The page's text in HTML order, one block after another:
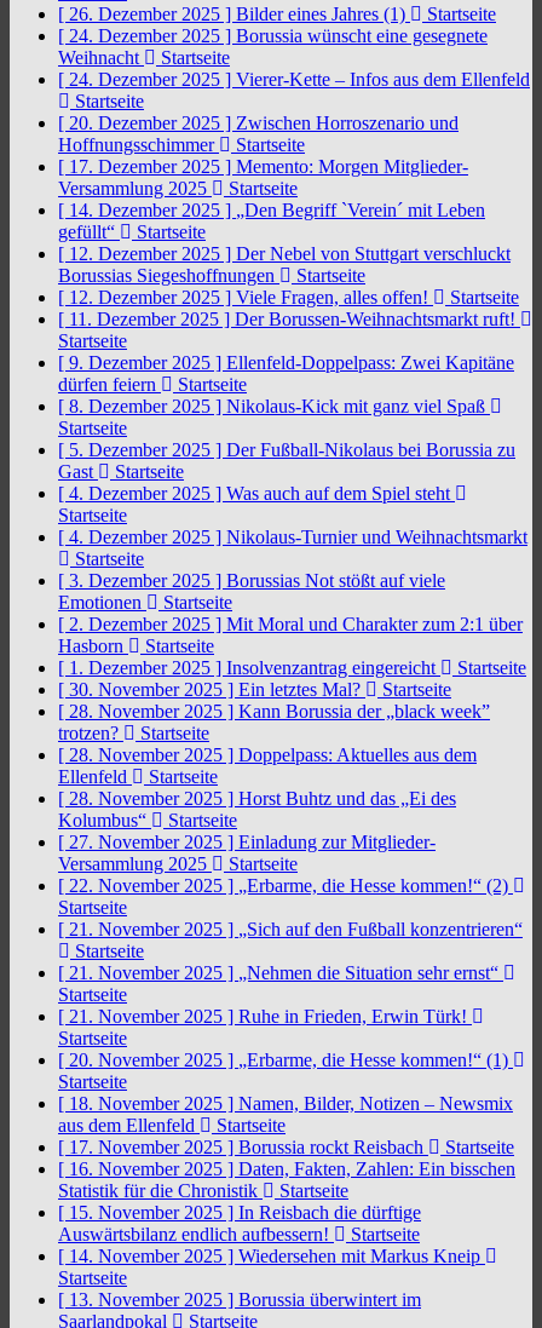
[ 26. Dezember 2025 ] Bilder eines Jahres (1)
Startseite
[ 24. Dezember 2025 ] Borussia wünscht eine gesegnete
Weihnacht
Startseite
[ 24. Dezember 2025 ] Vierer-Kette – Infos aus dem Ellenfeld
Startseite
[ 20. Dezember 2025 ] Zwischen Horroszenario und
Hoffnungsschimmer
Startseite
[ 17. Dezember 2025 ] Memento: Morgen Mitglieder-
Versammlung 2025
Startseite
[ 14. Dezember 2025 ] „Den Begriff `Verein´ mit Leben
gefüllt“
Startseite
[ 12. Dezember 2025 ] Der Nebel von Stuttgart verschluckt
Borussias Siegeshoffnungen
Startseite
[ 12. Dezember 2025 ] Viele Fragen, alles offen!
Startseite
[ 11. Dezember 2025 ] Der Borussen-Weihnachtsmarkt ruft!
Startseite
[ 9. Dezember 2025 ] Ellenfeld-Doppelpass: Zwei Kapitäne
dürfen feiern
Startseite
[ 8. Dezember 2025 ] Nikolaus-Kick mit ganz viel Spaß
Startseite
[ 5. Dezember 2025 ] Der Fußball-Nikolaus bei Borussia zu
Gast
Startseite
[ 4. Dezember 2025 ] Was auch auf dem Spiel steht
Startseite
[ 4. Dezember 2025 ] Nikolaus-Turnier und Weihnachtsmarkt
Startseite
[ 3. Dezember 2025 ] Borussias Not stößt auf viele
Emotionen
Startseite
[ 2. Dezember 2025 ] Mit Moral und Charakter zum 2:1 über
Hasborn
Startseite
[ 1. Dezember 2025 ] Insolvenzantrag eingereicht
Startseite
[ 30. November 2025 ] Ein letztes Mal?
Startseite
[ 28. November 2025 ] Kann Borussia der „black week”
trotzen?
Startseite
[ 28. November 2025 ] Doppelpass: Aktuelles aus dem
Ellenfeld
Startseite
[ 28. November 2025 ] Horst Buhtz und das „Ei des
Kolumbus“
Startseite
[ 27. November 2025 ] Einladung zur Mitglieder-
Versammlung 2025
Startseite
[ 22. November 2025 ] „Erbarme, die Hesse kommen!“ (2)
Startseite
[ 21. November 2025 ] „Sich auf den Fußball konzentrieren“
Startseite
[ 21. November 2025 ] „Nehmen die Situation sehr ernst“
Startseite
[ 21. November 2025 ] Ruhe in Frieden, Erwin Türk!
Startseite
[ 20. November 2025 ] „Erbarme, die Hesse kommen!“ (1)
Startseite
[ 18. November 2025 ] Namen, Bilder, Notizen – Newsmix
aus dem Ellenfeld
Startseite
[ 17. November 2025 ] Borussia rockt Reisbach
Startseite
[ 16. November 2025 ] Daten, Fakten, Zahlen: Ein bisschen
Statistik für die Chronistik
Startseite
[ 15. November 2025 ] In Reisbach die dürftige
Auswärtsbilanz endlich aufbessern!
Startseite
[ 14. November 2025 ] Wiedersehen mit Markus Kneip
Startseite
[ 13. November 2025 ] Borussia überwintert im
Saarlandpokal
Startseite